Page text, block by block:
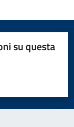
su questa